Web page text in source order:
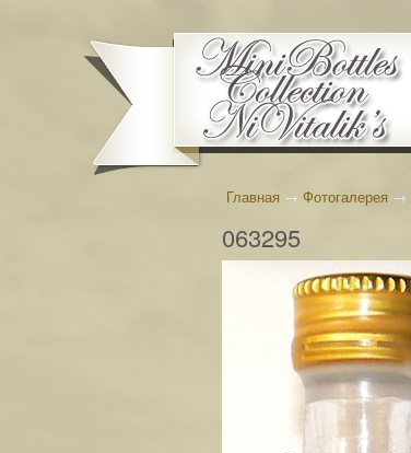
Главная → Фотогалерея →
063295